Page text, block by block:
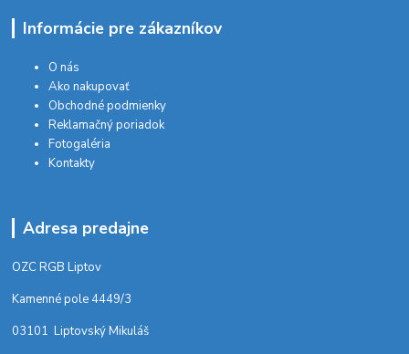
Informácie pre zákazníkov
O nás
Ako nakupovať
Obchodné podmienky
Reklamačný poriadok
Fotogaléria
Kontakty
Adresa predajne
OZC RGB Liptov
Kamenné pole 4449/3
03101 Liptovský Mikuláš